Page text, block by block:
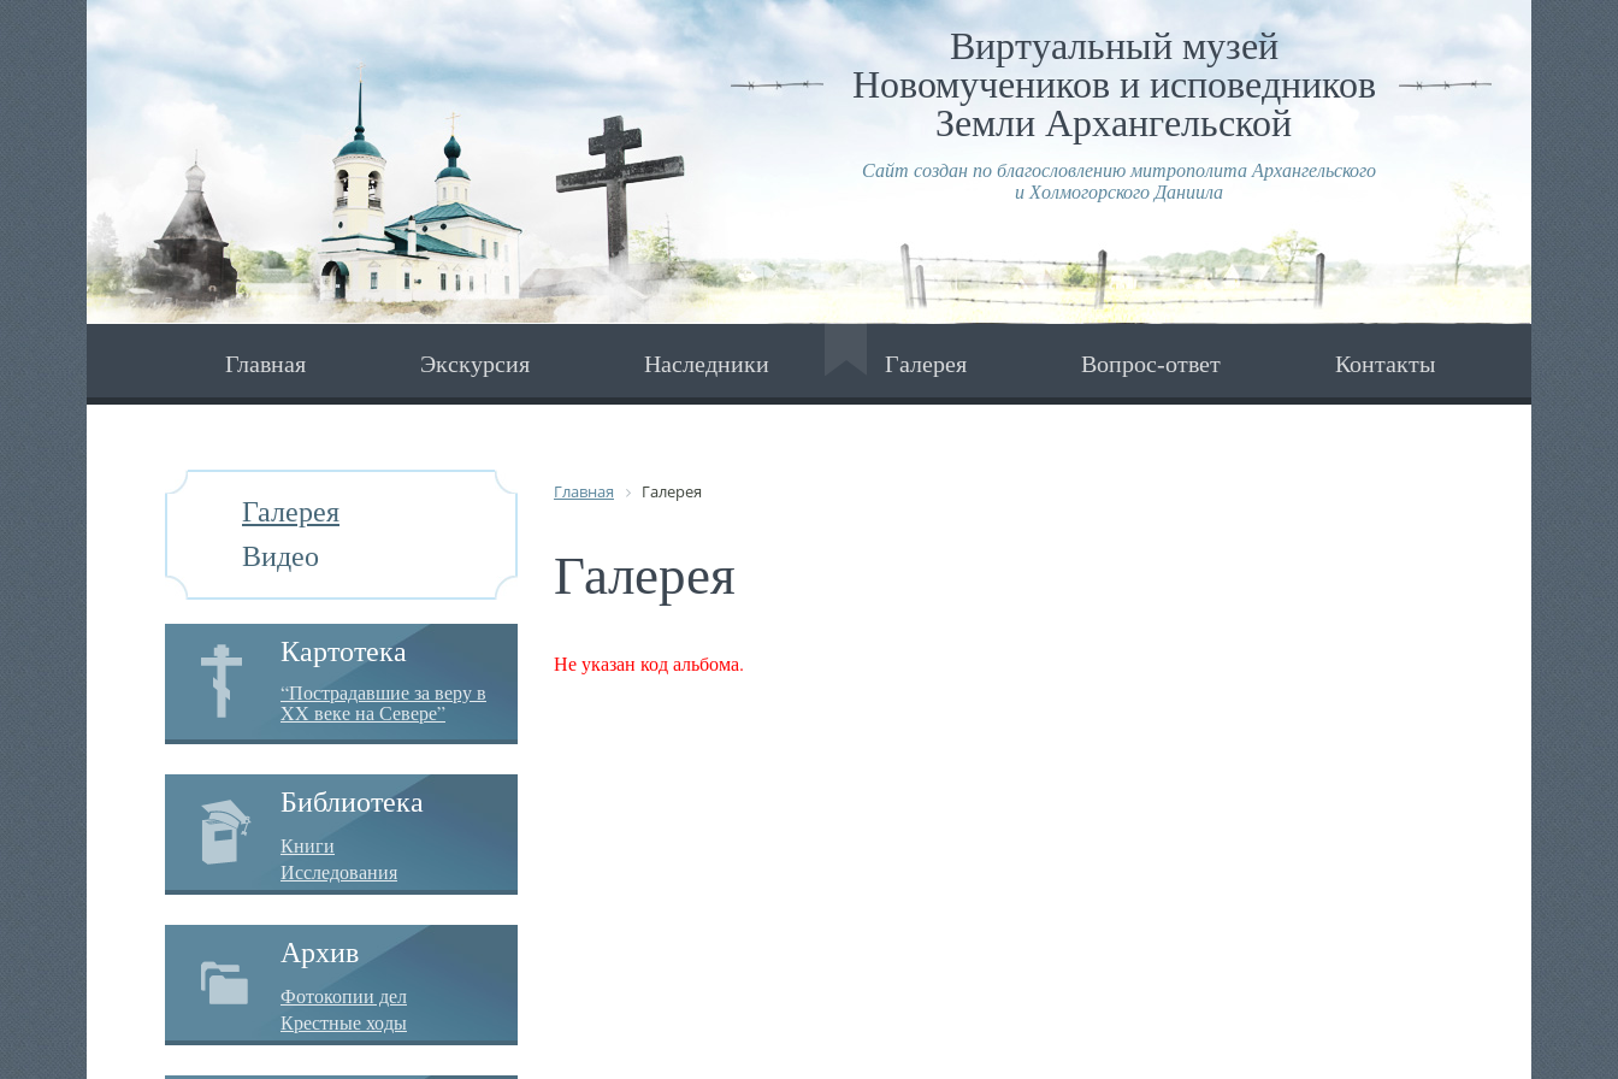
Виртуальный музей
Новомучеников и исповедников
Земли Архангельской
Сайт создан по благословлению митрополита Архангельского
и Холмогорского Даниила
Главная Экскурсия Наследники Галерея Вопрос-ответ Контакты
Галерея
Видео
Картотека
“Пострадавшие за веру в
XX веке на Севере”
Библиотека
Книги
Исследования
Архив
Фотокопии дел
Крестные ходы
Главная Галерея
Галерея
Не указан код альбома.